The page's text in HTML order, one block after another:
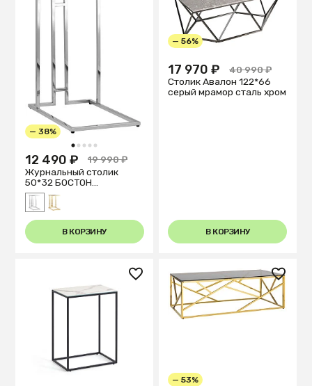
1 2 3 4 5
— 38%
12 490 ₽
19 990 ₽
Журнальный столик
50*32 БОСТОН
прозрачн./серебро
В КОРЗИНУ
— 56%
17 970 ₽
40 990 ₽
Столик Авалон 122*66
серый мрамор сталь хром
В КОРЗИНУ
— 53%